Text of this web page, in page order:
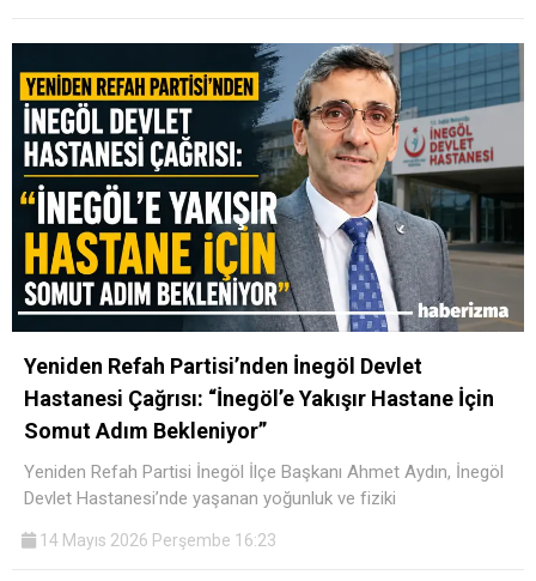
Yeniden Refah Partisi’nden İnegöl Devlet
Hastanesi Çağrısı: “İnegöl’e Yakışır Hastane İçin
Somut Adım Bekleniyor”
Yeniden Refah Partisi İnegöl İlçe Başkanı Ahmet Aydın, İnegöl
Devlet Hastanesi’nde yaşanan yoğunluk ve fiziki
14 Mayıs 2026 Perşembe 16:23